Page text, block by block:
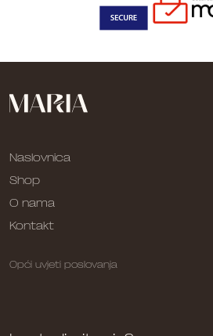
Naslovnica
Shop
O nama
Kontakt
Opći uvjeti poslovanja